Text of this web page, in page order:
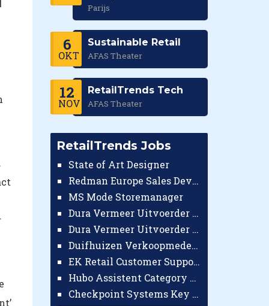
Parijs
6
OKT
Sustainable Retail
AFAS Theater
12
NOV
RetailTrends Tech
AFAS Theater
RetailTrends Jobs
State of Art Designer
Redman Europe Sales Developer (Europe)
MS Mode Storemanager
Dura Vermeer Uitvoerder GWW Amsterdam
Dura Vermeer Uitvoerder Civiel Nijmegen
Duifhuizen Verkoopmedewerker Ridderkerk
EK Retail Customer Support Omnichannel
Hubo Assistent Category Manager
Checkpoint Systems Key Accountmanager Benelux